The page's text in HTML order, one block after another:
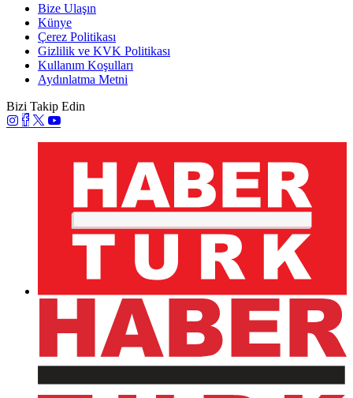
Bize Ulaşın
Künye
Çerez Politikası
Gizlilik ve KVK Politikası
Kullanım Koşulları
Aydınlatma Metni
Bizi Takip Edin